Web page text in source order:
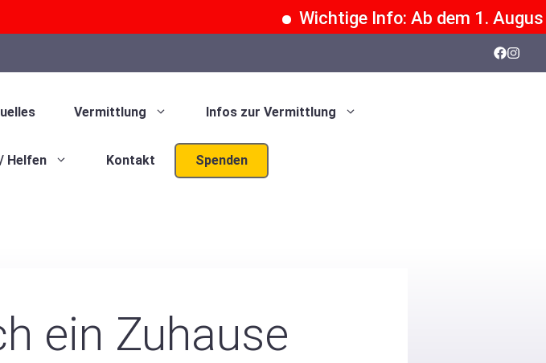
Wichtige Info: Ab dem 1. August
Vermittlung Infos zur Vermittlung
Helfen Kontakt Spenden
ein Zuhause